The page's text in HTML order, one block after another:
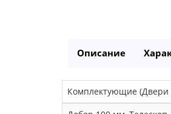
Описание
Комплектующие (Двери